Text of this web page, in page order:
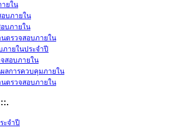
ายใน
อบภายใน
บภายใน
ตรวจสอบภายใน
ภายในประจำปี
สอบภายใน
ลการควบคุมภายใน
ตรวจสอบภายใน
ะจำปี